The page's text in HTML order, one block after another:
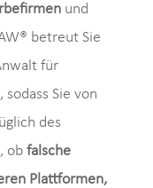
und
betreut Sie
für
Sie von
des
ob falsche
Plattformen,